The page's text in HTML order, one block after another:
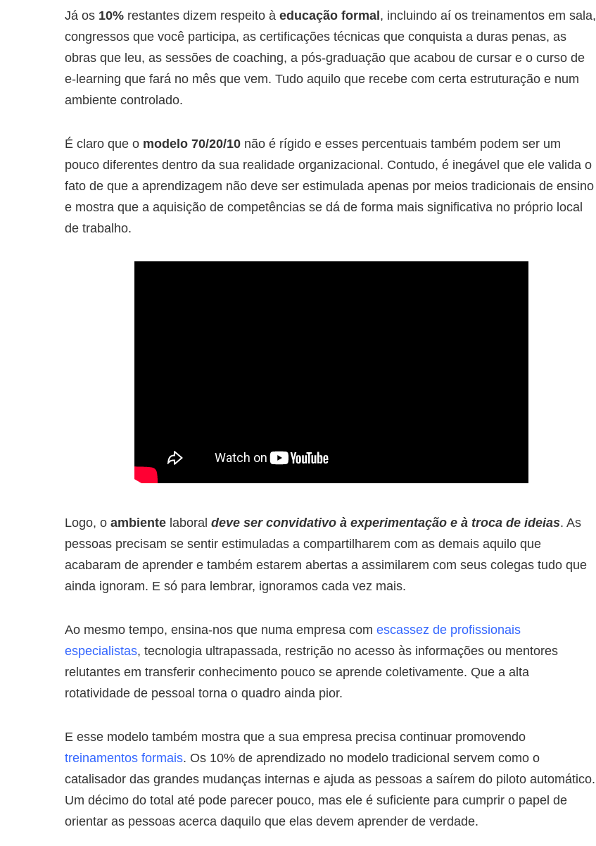
Já os 10% restantes dizem respeito à educação formal , incluindo aí os treinamentos em sala,
congressos que você participa, as certificações técnicas que conquista a duras penas, as
obras que leu, as sessões de coaching, a pós-graduação que acabou de cursar e o curso de
e-learning que fará no mês que vem. Tudo aquilo que recebe com certa estruturação e num
ambiente controlado.
É claro que o modelo 70/20/10 não é rígido e esses percentuais também podem ser um
pouco diferentes dentro da sua realidade organizacional. Contudo, é inegável que ele valida o
fato de que a aprendizagem não deve ser estimulada apenas por meios tradicionais de ensino
e mostra que a aquisição de competências se dá de forma mais significativa no próprio local
de trabalho.
Logo, o ambiente laboral deve ser convidativo à experimentação e à troca de ideias. As
pessoas precisam se sentir estimuladas a compartilharem com as demais aquilo que
acabaram de aprender e também estarem abertas a assimilarem com seus colegas tudo que
ainda ignoram. E só para lembrar, ignoramos cada vez mais.
Ao mesmo tempo, ensina-nos que numa empresa com escassez de profissionais
especialistas, tecnologia ultrapassada, restrição no acesso às informações ou mentores
relutantes em transferir conhecimento pouco se aprende coletivamente. Que a alta
rotatividade de pessoal torna o quadro ainda pior.
E esse modelo também mostra que a sua empresa precisa continuar promovendo
treinamentos formais. Os 10% de aprendizado no modelo tradicional servem como o
catalisador das grandes mudanças internas e ajuda as pessoas a saírem do piloto automático.
Um décimo do total até pode parecer pouco, mas ele é suficiente para cumprir o papel de
orientar as pessoas acerca daquilo que elas devem aprender de verdade.